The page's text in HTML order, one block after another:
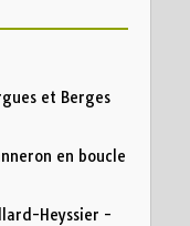
et Berges
en boucle
Heyssier -